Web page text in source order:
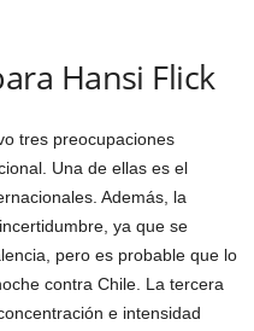
Hansi Flick
tres preocupaciones
Una de ellas es el
Además, la
ya que se
pero es probable que lo
contra Chile. La tercera
e intensidad